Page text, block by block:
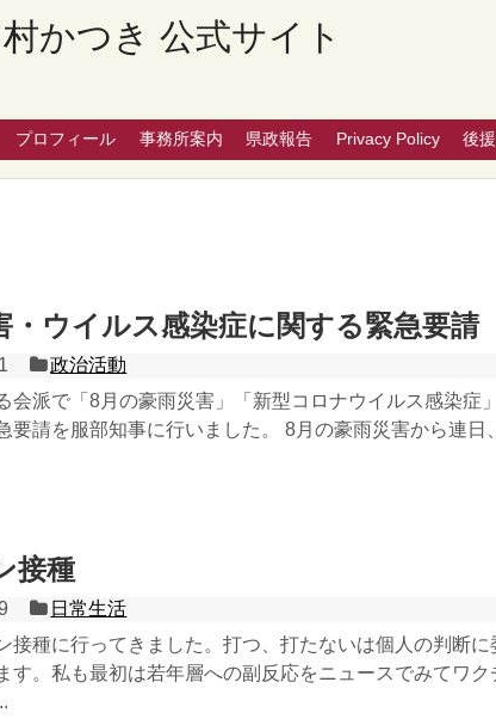
かつき 公式サイト
プロフィール 事務所案内 県政報告 Privacy Policy 後
・ウイルス感染症に関する緊急要請
政治活動
会派で「8月の豪雨災害」「新型コロナウイルス感染症」
要請を服部知事に行いました。 8月の豪雨災害から連日、
接種
日常生活
接種に行ってきました。打つ、打たないは個人の判断に
す。私も最初は若年層への副反応をニュースでみてワク